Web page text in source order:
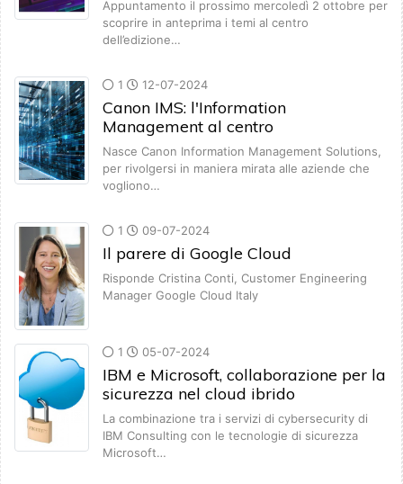
Appuntamento il prossimo mercoledì 2 ottobre per
scoprire in anteprima i temi al centro
dell’edizione…
1 12-07-2024
Canon IMS: l'Information
Management al centro
Nasce Canon Information Management Solutions,
per rivolgersi in maniera mirata alle aziende che
vogliono…
1 09-07-2024
Il parere di Google Cloud
Risponde Cristina Conti, Customer Engineering
Manager Google Cloud Italy
1 05-07-2024
IBM e Microsoft, collaborazione per la
sicurezza nel cloud ibrido
La combinazione tra i servizi di cybersecurity di
IBM Consulting con le tecnologie di sicurezza
Microsoft…